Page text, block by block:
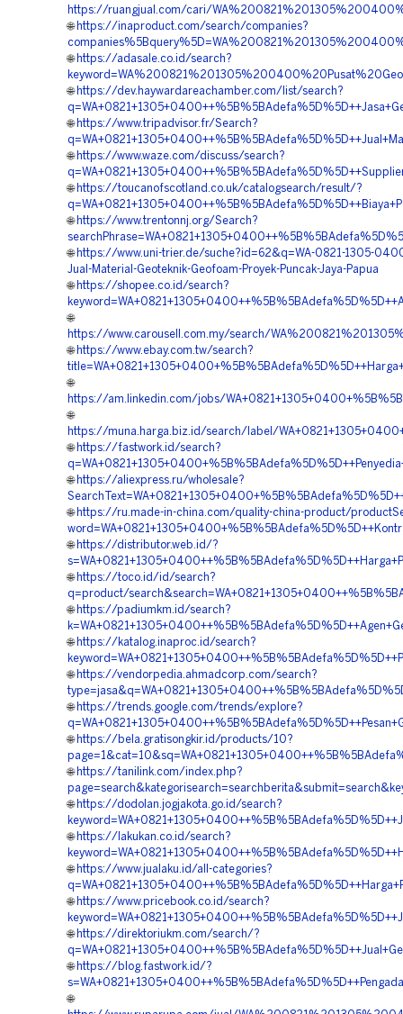
https://ruangjual.com/cari/
🌐 https://inaproduct.com/search/companies?
🌐 https://adasale.co.id/search?
🌐 https://dev.haywardareachamber.com/list/search?
🌐 https://www.tripadvisor.fr/Search?
🌐 https://www.waze.com/discuss/search?
🌐 https://toucanofscotland.co.uk/catalogsearch/result/?
🌐 https://www.trentonnj.org/Search?
🌐 https://www.uni-trier.de/suche?id=62&q=WA-0821-1305-
Jual-Material-Geoteknik-Geofoam-Proyek-Puncak-Jaya-Papua
🌐 https://shopee.co.id/search?
🌐
https://www.carousell.com.my/search/
🌐 https://www.ebay.com.tw/search?
🌐
https://am.linkedin.com/jobs/
🌐
https://muna.harga.biz.id/search/label/
🌐 https://fastwork.id/search?
🌐 https://aliexpress.ru/wholesale?
🌐 https://ru.made-in-china.com/quality-china-product/
🌐 https://distributor.web.id/?
🌐 https://toco.id/id/search?
q=product/
🌐 https://padiumkm.id/search?
🌐 https://katalog.inaproc.id/search?
🌐 https://vendorpedia.ahmadcorp.com/search?
🌐 https://trends.google.com/trends/explore?
🌐 https://bela.gratisongkir.id/products/10?
🌐 https://tanilink.com/index.php?
🌐 https://dodolan.jogjakota.go.id/search?
🌐 https://lakukan.co.id/search?
🌐 https://www.jualaku.id/all-categories?
🌐 https://www.pricebook.co.id/search?
🌐 https://direktoriukm.com/search/?
🌐 https://blog.fastwork.id/?
🌐